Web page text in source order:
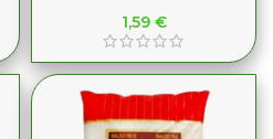
1,59 €